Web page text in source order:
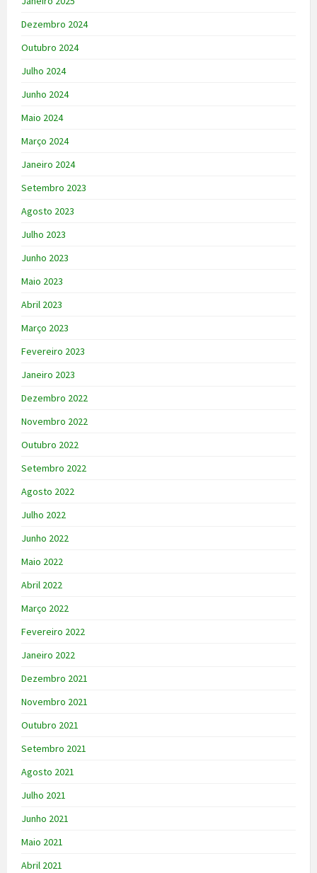
Dezembro 2024
Outubro 2024
Julho 2024
Junho 2024
Maio 2024
Março 2024
Janeiro 2024
Setembro 2023
Agosto 2023
Julho 2023
Junho 2023
Maio 2023
Abril 2023
Março 2023
Fevereiro 2023
Janeiro 2023
Dezembro 2022
Novembro 2022
Outubro 2022
Setembro 2022
Agosto 2022
Julho 2022
Junho 2022
Maio 2022
Abril 2022
Março 2022
Fevereiro 2022
Janeiro 2022
Dezembro 2021
Novembro 2021
Outubro 2021
Setembro 2021
Agosto 2021
Julho 2021
Junho 2021
Maio 2021
Abril 2021